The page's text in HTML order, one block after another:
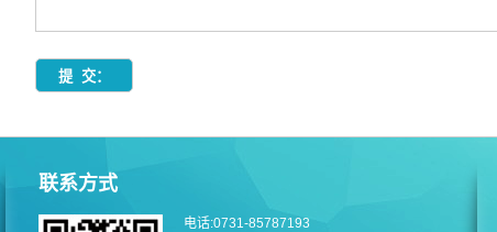
联系方式
电话:0731-85787193